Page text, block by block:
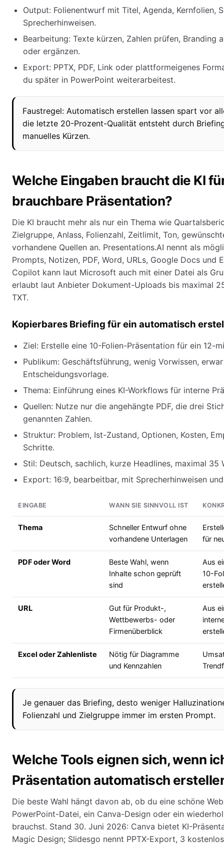
Output: Folienentwurf mit Titel, Agenda, Kernfolien,
Sprecherhinweisen.
Bearbeitung: Texte kürzen, Zahlen prüfen, Branding
oder ergänzen.
Export: PPTX, PDF, Link oder plattformeigenes
du später in PowerPoint weiterarbeitest.
Faustregel: Automatisch erstellen lassen spart vor
die letzte 20-Prozent-Qualität entsteht durch
manuelles Kürzen.
Welche Eingaben braucht die KI
brauchbare Präsentation?
Die KI braucht mehr als nur ein Thema wie
Zielgruppe, Anlass, Folienzahl, Zeitlimit, Ton,
vorhandene Quellen an. Presentations.AI nennt als
Prompts, Notizen, PDF, Word, URLs, Google Docs und
Copilot kann laut Microsoft auch mit einer Datei als
erlaubt laut Anbieter Dokument-Uploads bis maximal
TXT.
Kopierbares Briefing für ein automatisch
Ziel: Erstelle eine 10-Folien-Präsentation für ein 12-
Publikum: Geschäftsführung, wenig Vorwissen,
Entscheidungsvorlage.
Thema: Einführung eines KI-Workflows für interne
Quellen: Nutze nur die angehängte PDF, die drei
genannten Zahlen.
Struktur: Problem, Ist-Zustand, Optionen, Kosten,
Schritte.
Stil: Deutsch, sachlich, kurze Headlines, maximal 35
Export: 16:9, bearbeitbar, mit Sprecherhinweisen
EINGABE WANN SIE SINNVOLL IST
Thema
Schneller Entwurf ohne
vorhandene Unterlagen
für
PDF oder Word
Beste Wahl, wenn
Inhalte schon geprüft
sind
Aus
10-
URL
Gut für Produkt-,
Wettbewerbs- oder
Firmenüberblick
Aus
Excel oder Zahlenliste
Nötig für Diagramme
und Kennzahlen
Je genauer das Briefing, desto weniger
Folienzahl und Zielgruppe immer im ersten Prompt.
Welche Tools eignen sich, wenn
Präsentation automatisch
Die beste Wahl hängt davon ab, ob du eine schöne
PowerPoint-Datei, ein Canva-Design oder ein
brauchst. Stand 30. Juni 2026: Canva bietet KI-
Magic Design; Slidesgo nennt PPTX-Export, 3